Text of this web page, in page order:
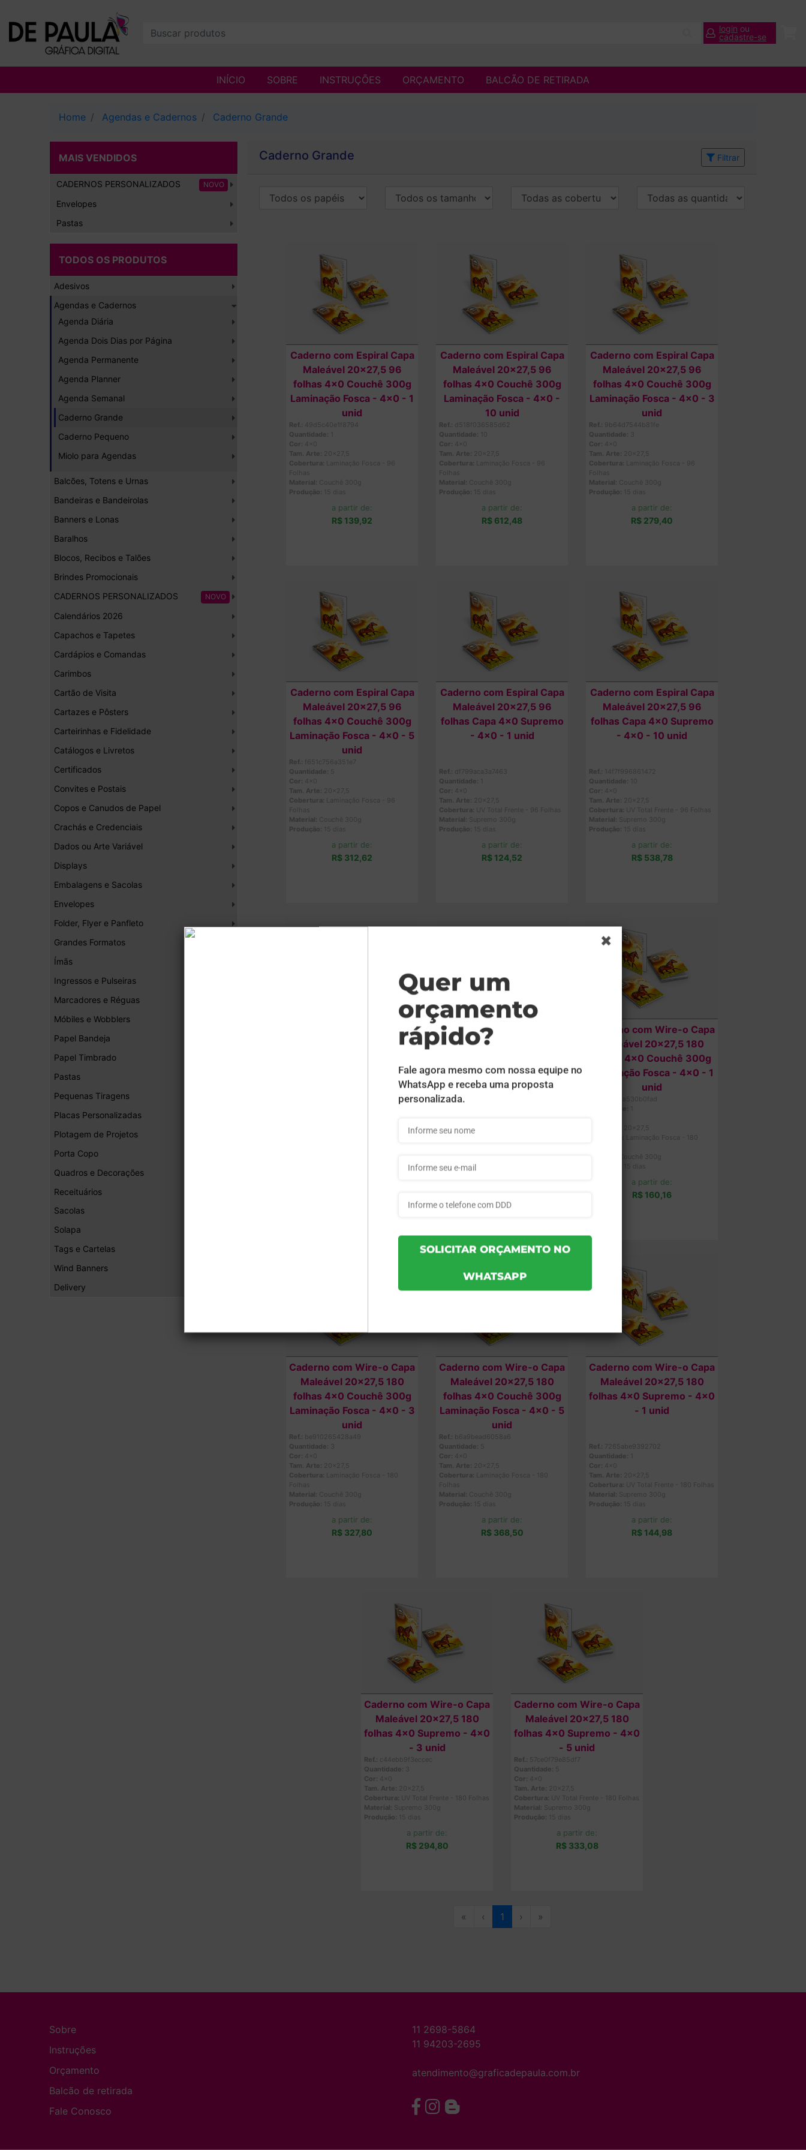
login ou
cadastre-se
INÍCIO SOBRE INSTRUÇÕES ORÇAMENTO BALCÃO DE RETIRADA
Home Agendas e Cadernos Caderno Grande
MAIS VENDIDOS
NOVO
CADERNOS PERSONALIZADOS
Envelopes
Pastas
TODOS OS PRODUTOS
Adesivos
Agendas e Cadernos
Agenda Diária
Agenda Dois Dias por Página
Agenda Permanente
Agenda Planner
Agenda Semanal
Caderno Grande
Caderno Pequeno
Miolo para Agendas
Balcões, Totens e Urnas
Bandeiras e Bandeirolas
Banners e Lonas
Baralhos
Blocos, Recibos e Talões
Brindes Promocionais
NOVO
CADERNOS PERSONALIZADOS
Calendários 2026
Capachos e Tapetes
Cardápios e Comandas
Carimbos
Cartão de Visita
Cartazes e Pôsters
Carteirinhas e Fidelidade
Catálogos e Livretos
Certificados
Convites e Postais
Copos e Canudos de Papel
Crachás e Credenciais
Dados ou Arte Variável
Displays
Embalagens e Sacolas
Envelopes
Folder, Flyer e Panfleto
Grandes Formatos
Ímãs
Ingressos e Pulseiras
Marcadores e Réguas
Móbiles e Wobblers
Papel Bandeja
Papel Timbrado
Pastas
Pequenas Tiragens
Placas Personalizadas
Plotagem de Projetos
Porta Copo
Quadros e Decorações
Receituários
Sacolas
Solapa
Tags e Cartelas
Wind Banners
Delivery
Caderno Grande Filtrar
Caderno com Espiral Capa
Maleável 20x27,5 96
folhas 4x0 Couchê 300g
Laminação Fosca - 4x0 - 1
unid
Ref.: 49d5c40e1f8794
Quantidade:
Cor: 4x0
Tam. Arte: 20x27,5
Cobertura: Laminação Fosca - 96
Folhas
Material: Couchê 300g
Produção: 15 dias
a partir de:
R$ 139,92
Caderno com Espiral Capa
Maleável 20x27,5 96
folhas 4x0 Couchê 300g
Laminação Fosca - 4x0 -
10 unid
Ref.: d518f036585d62
Quantidade:
Cor: 4x0
Tam. Arte: 20x27,5
Cobertura: Laminação Fosca - 96
Folhas
Material: Couchê 300g
Produção: 15 dias
a partir de:
R$ 612,48
Caderno com Espiral Capa
Maleável 20x27,5 96
folhas 4x0 Couchê 300g
Laminação Fosca - 4x0 - 3
unid
Ref.: 9b64d7544b81fe
Quantidade:
Cor: 4x0
Tam. Arte: 20x27,5
Cobertura: Laminação Fosca - 96
Folhas
Material: Couchê 300g
Produção: 15 dias
a partir de:
R$ 279,40
Caderno com Espiral Capa
Maleável 20x27,5 96
folhas 4x0 Couchê 300g
Laminação Fosca - 4x0 - 5
unid
Ref.: f651c756a351e7
Quantidade: 5
Cor: 4x0
Tam. Arte: 20x27,5
Cobertura: Laminação Fosca - 96
Folhas
Material: Couchê 300g
Produção: 15 dias
a partir de:
R$ 312,62
Caderno com Espiral Capa
Maleável 20x27,5 96
folhas Capa 4x0 Supremo
- 4x0 - 1 unid
Ref.: df799aca3a7463
Quantidade:
Cor: 4x0
Tam. Arte: 20x27,5
Cobertura: UV Total Frente - 96 Folhas
Material: Supremo 300g
Produção: 15 dias
a partir de:
R$ 124,52
Caderno com Espiral Capa
Maleável 20x27,5 96
folhas Capa 4x0 Supremo
- 4x0 - 10 unid
Ref.: 14f7f996861472
Quantidade:
Cor: 4x0
Tam. Arte: 20x27,5
Cobertura: UV Total Frente - 96 Folhas
Material: Supremo 300g
Produção: 15 dias
a partir de:
R$ 538,78
Caderno com Espiral Capa
Maleável 20x27,5 96
Caderno com Espiral Capa
Maleável 20x27,5 96
- 4x0 - 5 unid
Cor: 4x0
Produção:15 dias
Caderno com Wire-o Capa
Maleável 20x27,5 180
folhas 4x0 Couchê 300g
Laminação Fosca - 4x0 - 1
unid
df313a530b0fad
20x27,5
Laminação Fosca - 180
Couchê 300g
a partir de:
R$ 160,16
Caderno com Wire-o Capa
Maleável 20x27,5 180
folhas 4x0 Couchê 300g
Laminação Fosca - 4x0 - 3
unid
Ref.:
be910265428a49
Quantidade:
Cor:
4x0
Tam. Arte:
20x27,5
Cobertura:
Laminação Fosca - 180
Folhas
Material:
Couchê 300g
Produção:
15 dias
a partir de:
R$ 327,80
Caderno com Wire-o Capa
Maleável 20x27,5 180
folhas 4x0 Couchê 300g
Laminação Fosca - 4x0 - 5
unid
Ref.:
b6a9bead6058a6
Quantidade: 5
Cor:
4x0
Tam. Arte:
20x27,5
Cobertura:
Laminação Fosca - 180
Folhas
Material:
Couchê 300g
Produção:
15 dias
a partir de:
R$ 368,50
Caderno com Wire-o Capa
Maleável 20x27,5 180
folhas 4x0 Supremo - 4x0
- 1 unid
Ref.:
7265abe9392702
Quantidade:
Cor:
4x0
Tam. Arte:
20x27,5
Cobertura:
UV Total Frente - 180 Folhas
Material:
Supremo 300g
Produção:
15 dias
a partir de:
R$ 144,98
Caderno com Wire-o Capa
Maleável 20x27,5 180
folhas 4x0 Supremo - 4x0
- 3 unid
Ref.:
c44ebb9f3eccec
Quantidade:
Cor:
4x0
Tam. Arte:
20x27,5
Cobertura:
UV Total Frente - 180 Folhas
Material:
Supremo 300g
Produção:
15 dias
a partir de:
R$ 294,80
Caderno com Wire-o Capa
Maleável 20x27,5 180
folhas 4x0 Supremo - 4x0
- 5 unid
Ref.:
57ce0f79e85df7
Quantidade: 5
Cor:
4x0
Tam. Arte:
20x27,5
Cobertura:
UV Total Frente - 180 Folhas
Material:
Supremo 300g
Produção:
15 dias
a partir de:
R$ 333,08
« ‹ 1 › »
Sobre
Instruções
Orçamento
Balcão de retirada
Fale Conosco
11 2698-5864
11 94203-2695
atendimento@graficadepaula.com.br